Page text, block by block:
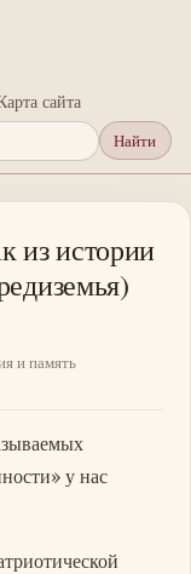
сайта
Найти
истории
и память
у нас